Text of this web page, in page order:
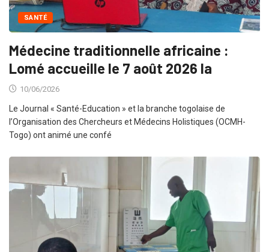
SANTÉ
Médecine traditionnelle africaine :
Lomé accueille le 7 août 2026 la
10/06/2026
Le Journal « Santé-Education » et la branche togolaise de
l’Organisation des Chercheurs et Médecins Holistiques (OCMH-
Togo) ont animé une confé